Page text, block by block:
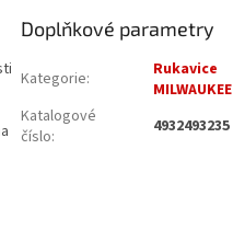
Doplňkové parametry
Kategorie:
Rukavice
MILWAUKEE
Katalogové
číslo: 4932493235